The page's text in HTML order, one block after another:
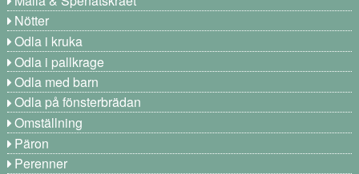
Nötter
Odla i kruka
Odla i pallkrage
Odla med barn
Odla på fönsterbrädan
Omställning
Päron
Perenner